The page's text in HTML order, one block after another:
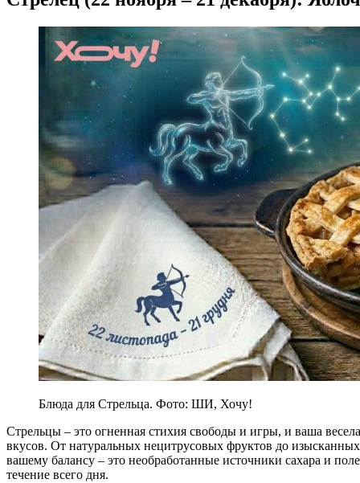
Блюда для Стрельца. Фото: ШИ, Хочу!
Стрельцы – это огненная стихия свободы и игры, и ваша
вкусов. От натуральных нецитрусовых фруктов до
вашему балансу – это необработанные источники сахара и
течение всего дня.